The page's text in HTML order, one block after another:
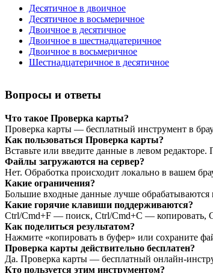
Десятичное в двоичное
Десятичное в восьмеричное
Двоичное в десятичное
Двоичное в шестнадцатеричное
Двоичное в восьмеричное
Шестнадцатеричное в десятичное
Вопросы и ответы
Что такое Проверка карты?
Проверка карты — бесплатный инструмент в
Как пользоваться Проверка карты?
Вставьте или введите данные в левом
Файлы загружаются на сервер?
Нет. Обработка происходит локально в вашем
Какие ограничения?
Большие входные данные лучше обрабатываются
Какие горячие клавиши поддерживаются?
Ctrl/Cmd+F — поиск, Ctrl/Cmd+C — копировать,
Как поделиться результатом?
Нажмите «копировать в буфер» или сохраните
Проверка карты действительно бесплатен?
Да. Проверка карты — бесплатный
Кто пользуется этим инструментом?